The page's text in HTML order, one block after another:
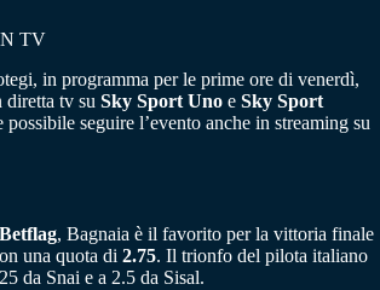
TV
in programma per le prime ore di venerdì,
diretta tv su Sky Sport Uno e Sky Sport
possibile seguire l’evento anche in streaming su
Betflag, Bagnaia è il favorito per la vittoria finale
una quota di 2.75. Il trionfo del pilota italiano
da Snai e a 2.5 da Sisal.